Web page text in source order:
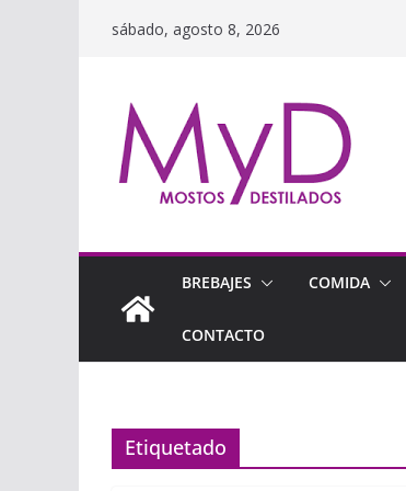
sábado, agosto 8, 2026
BREBAJES COMIDA
CONTACTO
Etiquetado